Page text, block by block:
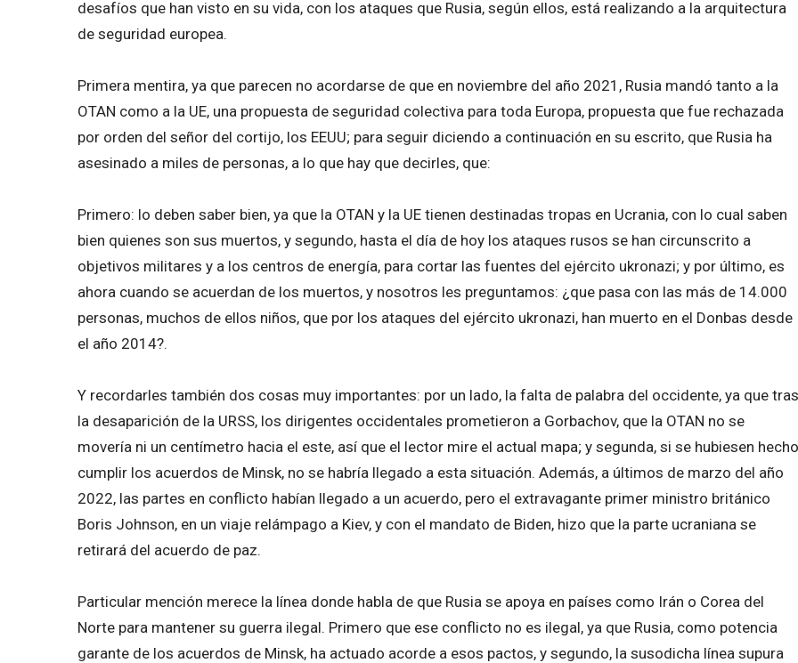
desafíos que han visto en su vida, con los ataques que Rusia, según ellos, está realizando a la arquitectura
de seguridad europea.
Primera mentira, ya que parecen no acordarse de que en noviembre del año 2021, Rusia mandó tanto a la
OTAN como a la UE, una propuesta de seguridad colectiva para toda Europa, propuesta que fue rechazada
por orden del señor del cortijo, los EEUU; para seguir diciendo a continuación en su escrito, que Rusia ha
asesinado a miles de personas, a lo que hay que decirles, que:
Primero: lo deben saber bien, ya que la OTAN y la UE tienen destinadas tropas en Ucrania, con lo cual saben
bien quienes son sus muertos, y segundo, hasta el día de hoy los ataques rusos se han circunscrito a
objetivos militares y a los centros de energía, para cortar las fuentes del ejército ukronazi; y por último, es
ahora cuando se acuerdan de los muertos, y nosotros les preguntamos: ¿que pasa con las más de 14.000
personas, muchos de ellos niños, que por los ataques del ejército ukronazi, han muerto en el Donbas desde
el año 2014?.
Y recordarles también dos cosas muy importantes: por un lado, la falta de palabra del occidente, ya que tras
la desaparición de la URSS, los dirigentes occidentales prometieron a Gorbachov, que la OTAN no se
movería ni un centímetro hacia el este, así que el lector mire el actual mapa; y segunda, si se hubiesen hecho
cumplir los acuerdos de Minsk, no se habría llegado a esta situación. Además, a últimos de marzo del año
2022, las partes en conflicto habían llegado a un acuerdo, pero el extravagante primer ministro británico
Boris Johnson, en un viaje relámpago a Kiev, y con el mandato de Biden, hizo que la parte ucraniana se
retirará del acuerdo de paz.
Particular mención merece la línea donde habla de que Rusia se apoya en países como Irán o Corea del
Norte para mantener su guerra ilegal. Primero que ese conflicto no es ilegal, ya que Rusia, como potencia
garante de los acuerdos de Minsk, ha actuado acorde a esos pactos, y segundo, la susodicha línea supura